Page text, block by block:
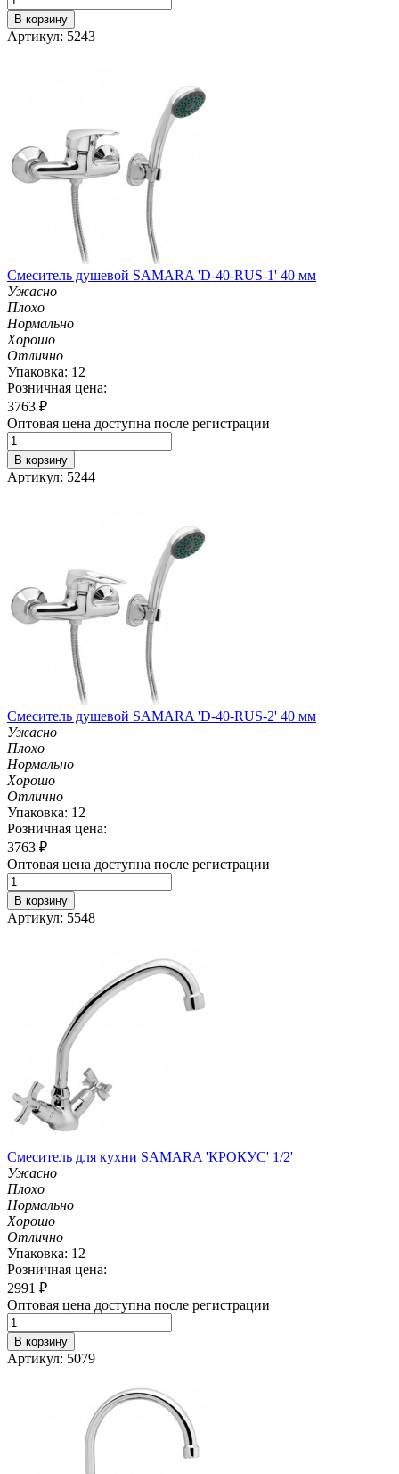
В корзину
Артикул: 5243
Смеситель душевой SAMARA 'D-40-RUS-1' 40 мм
Ужасно
Плохо
Нормально
Хорошо
Отлично
Упаковка: 12
Розничная цена:
3763 ₽
Оптовая цена доступна после регистрации
В корзину
Артикул: 5244
Смеситель душевой SAMARA 'D-40-RUS-2' 40 мм
Ужасно
Плохо
Нормально
Хорошо
Отлично
Упаковка: 12
Розничная цена:
3763 ₽
Оптовая цена доступна после регистрации
В корзину
Артикул: 5548
Смеситель для кухни SAMARA 'КРОКУС' 1/2'
Ужасно
Плохо
Нормально
Хорошо
Отлично
Упаковка: 12
Розничная цена:
2991 ₽
Оптовая цена доступна после регистрации
В корзину
Артикул: 5079